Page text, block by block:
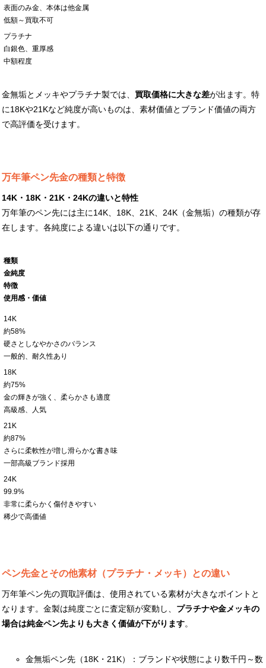
表面のみ金、本体は他金属
低額～買取不可
プラチナ
白銀色、重厚感
中額程度
金無垢とメッキやプラチナ製では、 買取価格に大きな差が出ます。特
に18Kや21Kなど純度が高いものは、素材価値とブランド価値の両方
で高評価を受けます。
万年筆ペン先金の種類と特徴
14K・18K・21K・24Kの違いと特性
万年筆のペン先には主に14K、18K、21K、24K（金無垢）の種類が存
在します。各純度による違いは以下の通りです。
種類
金純度
特徴
使用感・価値
14K
約58%
硬さとしなやかさのバランス
一般的、耐久性あり
18K
約75%
金の輝きが強く、柔らかさも適度
高級感、人気
21K
約87%
さらに柔軟性が増し滑らかな書き味
一部高級ブランド採用
24K
99.9%
非常に柔らかく傷付きやすい
稀少で高価値
ペン先金とその他素材（プラチナ・メッキ）との違い
万年筆ペン先の買取評価は、使用されている素材が大きなポイントと
なります。金製は純度ごとに査定額が変動し、 プラチナや金メッキの
場合は純金ペン先よりも大きく価値が下がります。
金無垢ペン先（18K・21K）：ブランドや状態により数千円～数